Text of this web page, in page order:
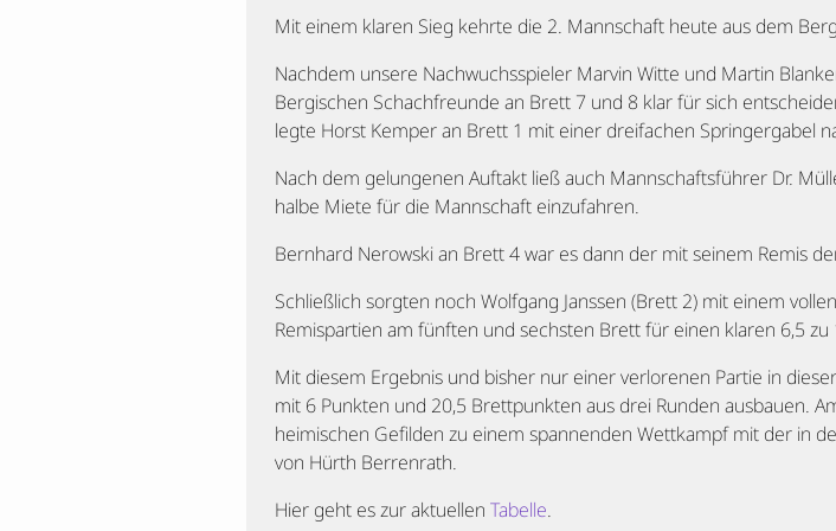
Mit einem klaren Sieg kehrte die 2. Mannschaft heute aus dem
Nachdem unsere Nachwuchsspieler Marvin Witte und Martin
Bergischen Schachfreunde an Brett 7 und 8 klar für sich
legte Horst Kemper an Brett 1 mit einer dreifachen Springergabel
Nach dem gelungenen Auftakt ließ auch Mannschaftsführer Dr.
halbe Miete für die Mannschaft einzufahren.
Bernhard Nerowski an Brett 4 war es dann der mit seinem Remis
Schließlich sorgten noch Wolfgang Janssen (Brett 2) mit einem
Remispartien am fünften und sechsten Brett für einen klaren 6,5 zu
Mit diesem Ergebnis und bisher nur einer verlorenen Partie in
mit 6 Punkten und 20,5 Brettpunkten aus drei Runden ausbauen.
heimischen Gefilden zu einem spannenden Wettkampf mit der in
von Hürth Berrenrath.
Hier geht es zur aktuellen Tabelle.